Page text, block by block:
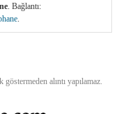
. Bağlantı:
göstermeden alıntı yapılamaz.